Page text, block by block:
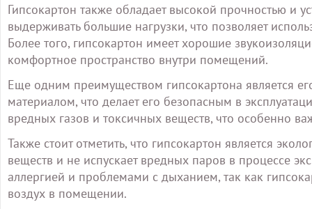
Гипсокартон также обладает высокой прочностью и
выдерживать большие нагрузки, что позволяет
Более того, гипсокартон имеет хорошие
комфортное пространство внутри помещений.
Еще одним преимуществом гипсокартона является
материалом, что делает его безопасным в
вредных газов и токсичных веществ, что особенно
Также стоит отметить, что гипсокартон является
веществ и не испускает вредных паров в процессе
аллергией и проблемами с дыханием, так как
воздух в помещении.